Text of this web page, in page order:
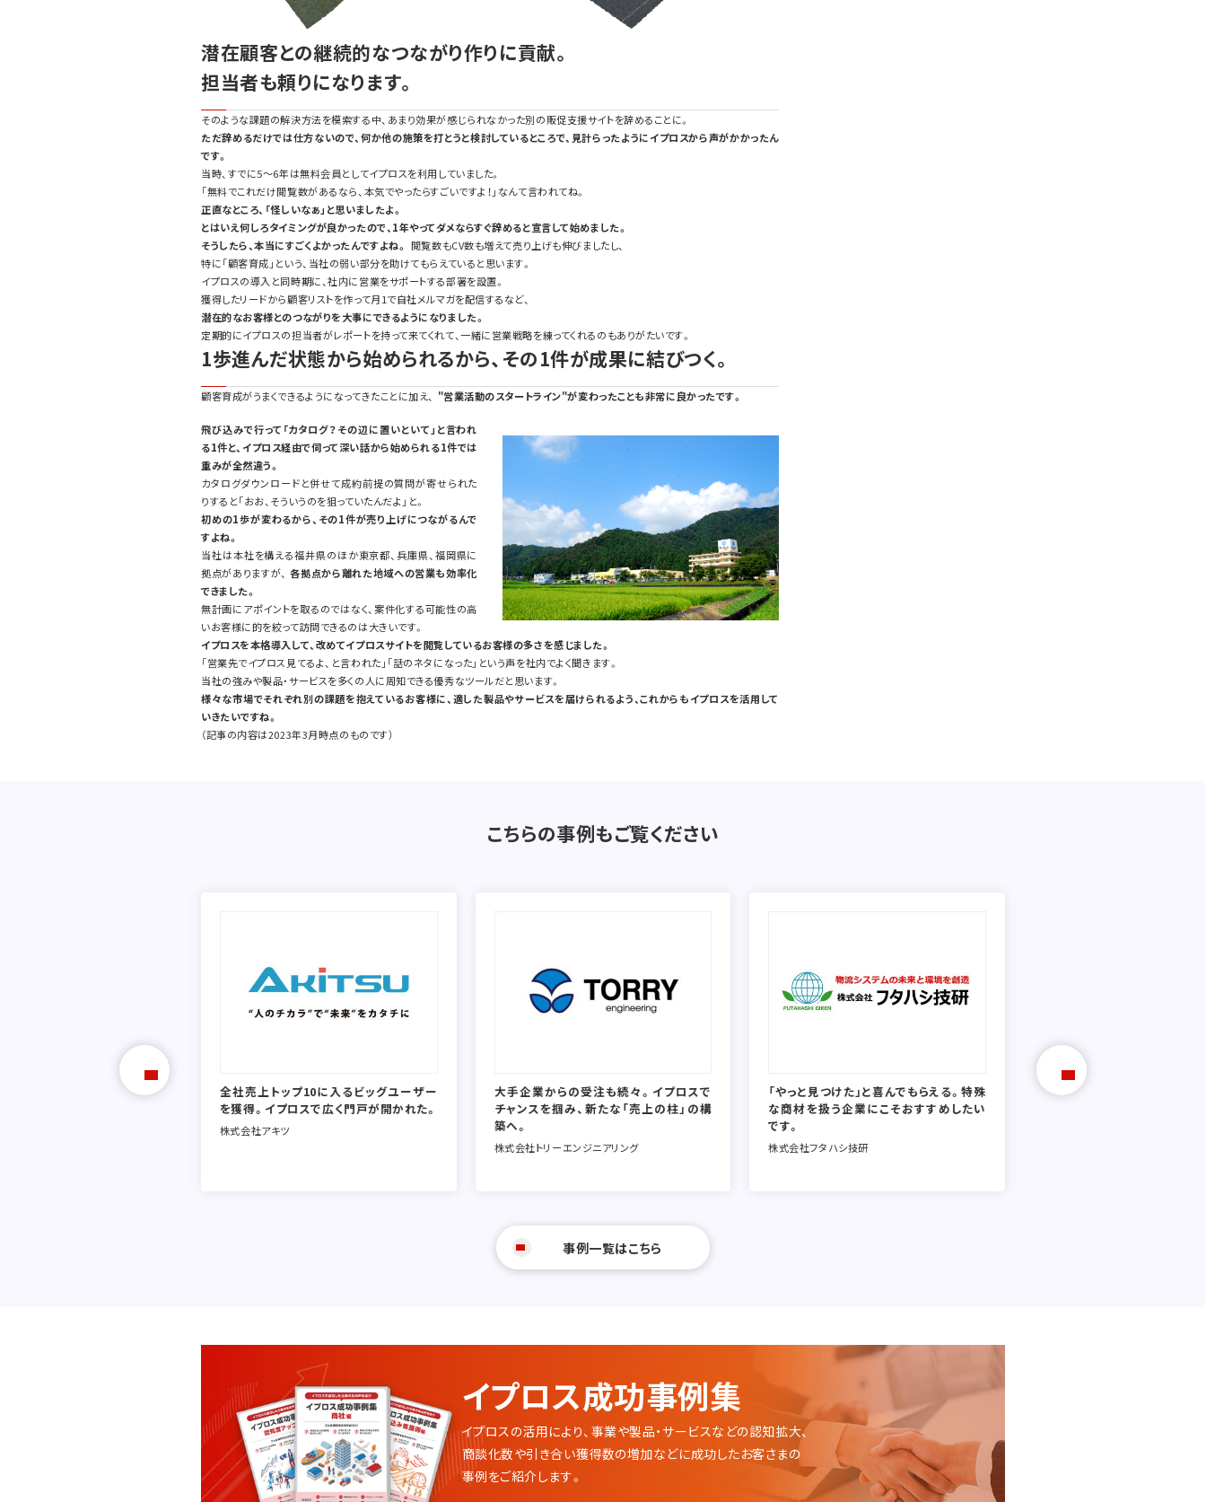
潜在顧客との継続的なつながり作りに貢献。
担当者も頼りになります。
そのような課題の解決方法を模索する中、あまり効果が感じられなかった別の販促支援サイトを辞めることに。
ただ辞めるだけでは仕方ないので、何か他の施策を打とうと検討しているところで、見計らったようにイプロスから声がかかったん
です。
当時、すでに5～6年は無料会員としてイプロスを利用していました。
「無料でこれだけ閲覧数があるなら、本気でやったらすごいですよ！」なんて言われてね。
正直なところ、「怪しいなぁ」と思いましたよ。
とはいえ何しろタイミングが良かったので、1年やってダメならすぐ辞めると宣言して始めました。
そうしたら、本当にすごくよかったんですよね。 閲覧数もCV数も増えて売り上げも伸びましたし、
特に「顧客育成」という、当社の弱い部分を助けてもらえていると思います。
イプロスの導入と同時期に、社内に営業をサポートする部署を設置。
獲得したリードから顧客リストを作って月1で自社メルマガを配信するなど、
潜在的なお客様とのつながりを大事にできるようになりました。
定期的にイプロスの担当者がレポートを持って来てくれて、一緒に営業戦略を練ってくれるのもありがたいです。
1歩進んだ状態から始められるから、その1件が成果に結びつく。
顧客育成がうまくできるようになってきたことに加え、 "営業活動のスタートライン"が変わったことも非常に良かったです。
飛び込みで行って「カタログ？その辺に置いといて」と言われ
る1件と、イプロス経由で伺って深い話から始められる1件では
重みが全然違う。
カタログダウンロードと併せて成約前提の質問が寄せられた
りすると「おお、そういうのを狙っていたんだよ」と。
初めの1歩が変わるから、その1件が売り上げにつながるんで
すよね。
当社は本社を構える福井県のほか東京都、兵庫県、福岡県に
拠点がありますが、 各拠点から離れた地域への営業も効率化
できました。
無計画にアポイントを取るのではなく、案件化する可能性の高
いお客様に的を絞って訪問できるのは大きいです。
イプロスを本格導入して、改めてイプロスサイトを閲覧しているお客様の多さを感じました。
「営業先でイプロス見てるよ、と言われた」「話のネタになった」という声を社内でよく聞きます。
当社の強みや製品・サービスを多くの人に周知できる優秀なツールだと思います。
様々な市場でそれぞれ別の課題を抱えているお客様に、適した製品やサービスを届けられるよう、これからもイプロスを活用して
いきたいですね。
（記事の内容は2023年3月時点のものです）
こちらの事例もご覧ください
全社売上トップ10に入るビッグユーザー
を獲得。イプロスで広く門戸が開かれた。
株式会社アキツ
大手企業からの受注も続々。イプロスで
チャンスを掴み、新たな「売上の柱」の構
築へ。
株式会社トリーエンジニアリング
「やっと見つけた」と喜んでもらえる。特殊
な商材を扱う企業にこそおすすめしたい
です。
株式会社フタハシ技研
代理店の「先の先の先」の顧
事例一覧はこちら
イプロス成功事例集
イプロスの活用により、事業や製品・サービスなどの認知拡大、
商談化数や引き合い獲得数の増加などに成功したお客さまの
事例をご紹介します。